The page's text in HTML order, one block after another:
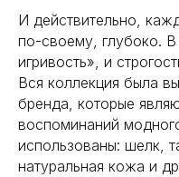
И действительно,
по-своему, глубоко. В
игривость», и
Вся коллекция была
бренда, которые
воспоминаний
использованы: шелк,
натуральная кожа и